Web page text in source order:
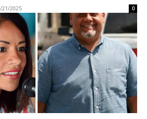
21/2025 0